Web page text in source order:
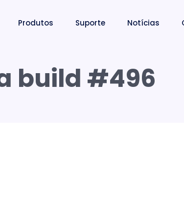
Produtos Suporte Notícias
build #496